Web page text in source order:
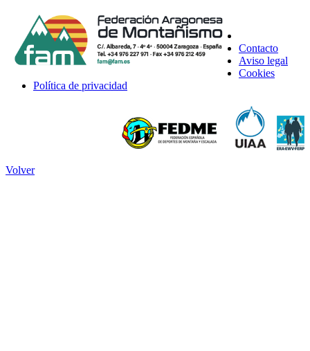
Contacto
Aviso legal
Cookies
Política de privacidad
Volver